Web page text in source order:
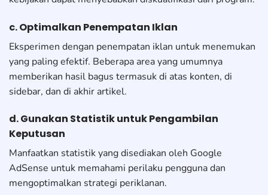
c. Optimalkan Penempatan Iklan
Eksperimen dengan penempatan iklan untuk menemukan
yang paling efektif. Beberapa area yang umumnya
memberikan hasil bagus termasuk di atas konten, di
sidebar, dan di akhir artikel.
d. Gunakan Statistik untuk Pengambilan
Keputusan
Manfaatkan statistik yang disediakan oleh Google
AdSense untuk memahami perilaku pengguna dan
mengoptimalkan strategi periklanan.